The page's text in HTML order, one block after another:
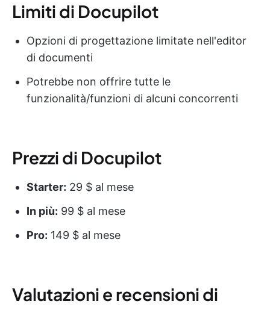
Limiti di Docupilot
Opzioni di progettazione limitate nell'editor
di documenti
Potrebbe non offrire tutte le
funzionalità/funzioni di alcuni concorrenti
Prezzi di Docupilot
Starter: 29 $ al mese
In più: 99 $ al mese
Pro: 149 $ al mese
Valutazioni e recensioni di